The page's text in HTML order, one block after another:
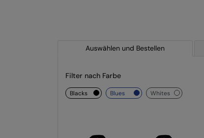
Auswählen und Bestellen
Filter nach Farbe
blacks blues whites